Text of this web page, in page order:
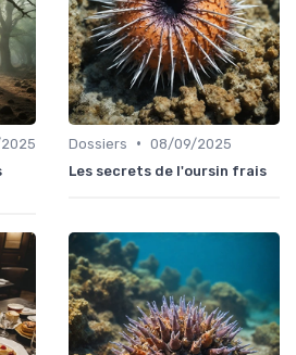
Dossiers • 08/09/2025
Les secrets de l'oursin frais